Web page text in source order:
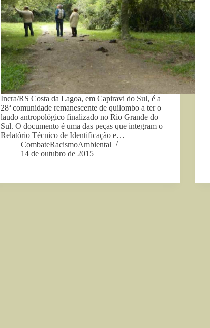
Incra/RS Costa da Lagoa, em Capiravi do Sul, é a
28ª comunidade remanescente de quilombo a ter o
laudo antropológico finalizado no Rio Grande do
Sul. O documento é uma das peças que integram o
Relatório Técnico de Identificação e…
CombateRacismoAmbiental
14 de outubro de 2015